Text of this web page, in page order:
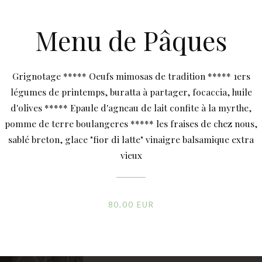
Menu de Pâques
Grignotage ***** Oeufs mimosas de tradition ***** 1ers
légumes de printemps, buratta à partager, focaccia, huile
d'olives ***** Epaule d'agneau de lait confite à la myrthe,
pomme de terre boulangeres ***** les fraises de chez nous,
sablé breton, glace "fior di latte" vinaigre balsamique extra
vieux
80,00 EUR